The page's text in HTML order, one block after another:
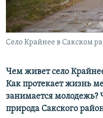
ELIFBE
УКРАИНСКАЯ ПРОБЛЕМА
Все сайты RFE/RL
Село Крайнее в Сакском
Чем живет село
Как протекает жизнь
занимается молодежь?
природа Сакского